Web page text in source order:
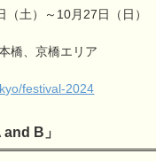
（土）～10月27日（日）
橋、京橋エリア
festival-2024
B」